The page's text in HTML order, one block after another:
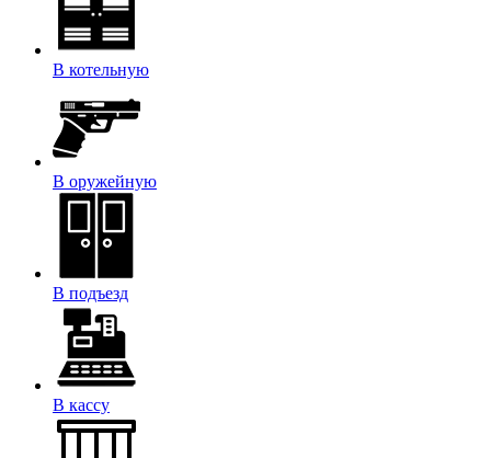
В котельную
В оружейную
В подъезд
В кассу